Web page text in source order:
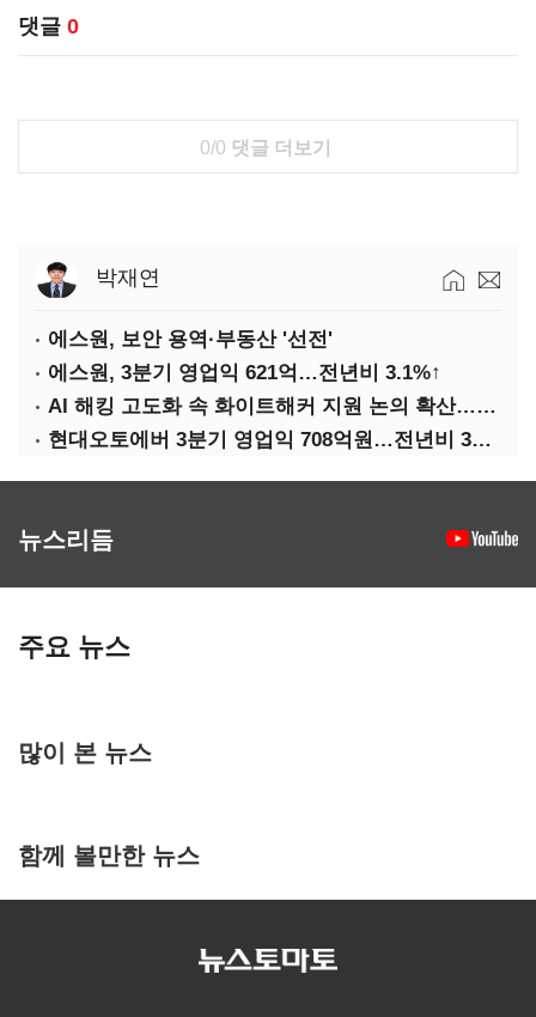
댓글 0
0/0 댓글 더보기
박재연
에스원, 보안 용역·부동산 '선전'
에스원, 3분기 영업익 621억…전년비 3.1%↑
AI 해킹 고도화 속 화이트해커 지원 논의 확산…'버그바운티' 재조명
현대오토에버 3분기 영업익 708억원…전년비 34.8%↑
뉴스리듬
주요 뉴스
많이 본 뉴스
함께 볼만한 뉴스